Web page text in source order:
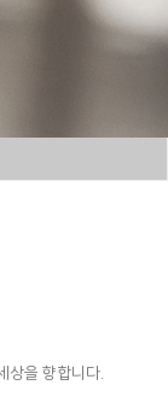
상을 향합니다.